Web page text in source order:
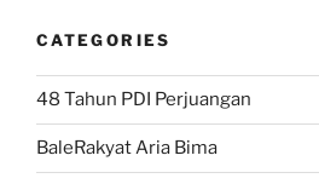
CATEGORIES
48 Tahun PDI Perjuangan
BaleRakyat Aria Bima